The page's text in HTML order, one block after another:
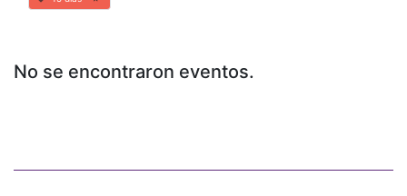
No se encontraron eventos.